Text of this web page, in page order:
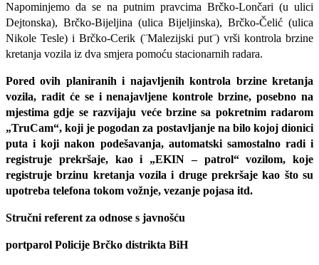
Napominjemo da se na putnim pravcima Brčko-Lončari (u ulici
Dejtonska), Brčko-Bijeljina (ulica Bijeljinska), Brčko-Čelić (ulica
Nikole Tesle) i Brčko-Cerik (¨Malezijski put¨) vrši kontrola brzine
kretanja vozila iz dva smjera pomoću stacionarnih radara.
Pored ovih planiranih i najavljenih kontrola brzine kretanja
vozila, radit će se i nenajavljene kontrole brzine, posebno na
mjestima gdje se razvijaju veće brzine sa pokretnim radarom
„TruCam“, koji je pogodan za postavljanje na bilo kojoj dionici
puta i koji nakon podešavanja, automatski samostalno radi i
registruje prekršaje, kao i „EKIN – patrol“ vozilom, koje
registruje brzinu kretanja vozila i druge prekršaje kao što su
upotreba telefona tokom vožnje, vezanje pojasa itd.
Stručni referent za odnose s javnošću
portparol Policije Brčko distrikta BiH